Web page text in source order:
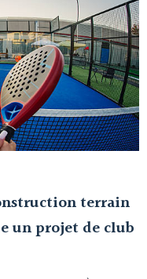
terrain
un projet de club